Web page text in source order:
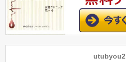
utubyou2